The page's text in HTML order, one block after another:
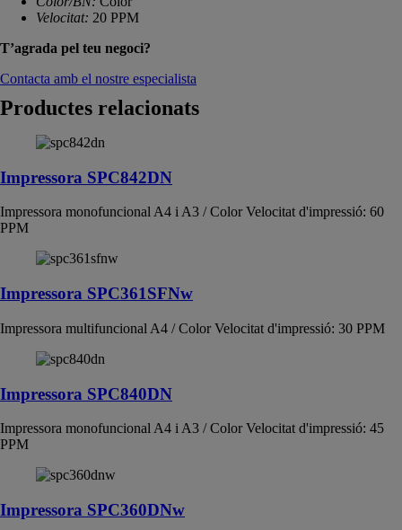
Velocitat: 20 PPM
T’agrada pel teu negoci?
Contacta amb el nostre especialista
Productes relacionats
Impressora SPC842DN
Impressora monofuncional A4 i A3 / Color Velocitat d'impressió: 60
PPM
Impressora SPC361SFNw
Impressora multifuncional A4 / Color Velocitat d'impressió: 30 PPM
Impressora SPC840DN
Impressora monofuncional A4 i A3 / Color Velocitat d'impressió: 45
PPM
Impressora SPC360DNw